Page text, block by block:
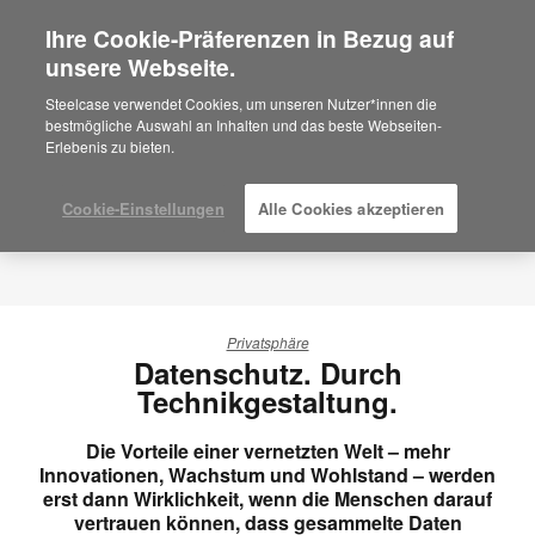
Are you in United States?
Would you like to see Products we sell in
your region?
Americas
Español
Privatsphäre
Datenschutz. Durch
Technikgestaltung.
Die Vorteile einer vernetzten Welt – mehr
Innovationen, Wachstum und Wohlstand – werden
erst dann Wirklichkeit, wenn die Menschen darauf
vertrauen können, dass gesammelte Daten
Ihre Cookie-Präferenzen in Bezug auf
unsere Webseite.
Steelcase verwendet Cookies, um unseren Nutzer*innen die
bestmögliche Auswahl an Inhalten und das beste Webseiten-
Erlebenis zu bieten.
Cookie-Einstellungen Alle Cookies akzeptieren